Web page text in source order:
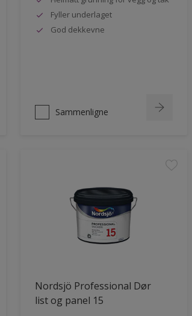
Fyller underlaget
God dekkevne
Sammenligne
Nordsjö Professional Dør
list og panel 15